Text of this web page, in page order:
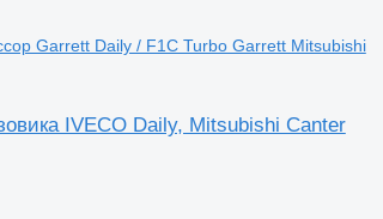
Garrett Daily / F1C Turbo Garrett Mitsubishi
IVECO Daily, Mitsubishi Canter